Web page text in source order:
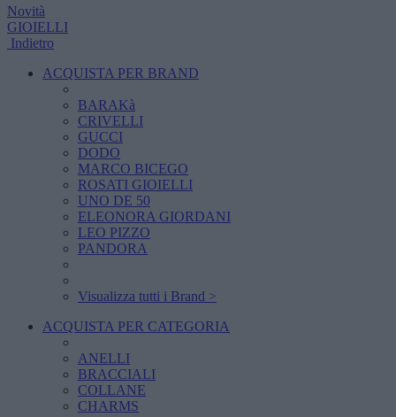
Novità
GIOIELLI
Indietro
ACQUISTA PER BRAND
BARAKà
CRIVELLI
GUCCI
DODO
MARCO BICEGO
ROSATI GIOIELLI
UNO DE 50
ELEONORA GIORDANI
LEO PIZZO
PANDORA
Visualizza tutti i Brand >
ACQUISTA PER CATEGORIA
ANELLI
BRACCIALI
COLLANE
CHARMS